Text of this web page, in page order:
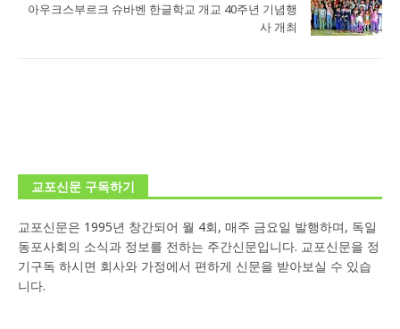
아우크스부르크 슈바벤 한글학교 개교 40주년 기념행
사 개최
교포신문 구독하기
교포신문은 1995년 창간되어 월 4회, 매주 금요일 발행하며, 독일
동포사회의 소식과 정보를 전하는 주간신문입니다. 교포신문을 정
기구독 하시면 회사와 가정에서 편하게 신문을 받아보실 수 있습
니다.